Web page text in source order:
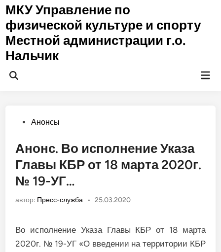
Перейти
содержимому
МКУ Управление по
физической культуре и спорту
Местной администрации г.о.
Нальчик
Открыть
Опубликовано
Анонсы
Анонс. Во исполнение Указа
Главы КБР от 18 марта 2020г.
№ 19-УГ…
автор: Пресс-служба • 25.03.2020
Во исполнение Указа Главы КБР от 18 марта
2020г. № 19-УГ «О введении на территории КБР